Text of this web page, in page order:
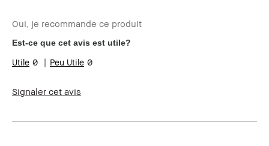
Type de peau
grasse
Carnation
très claire - neutre
Vos problèmes
de peau
des produits
Brown
et ai reçu des points fidélité pour
Oui, je recommande ce produit
Est-ce que cet avis est utile?
0 0
Signaler cet avis